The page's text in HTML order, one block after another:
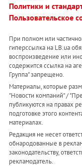
Политики и
Пользовательское
При полном или
гиперссылка на LB.ua
воспроизведение или
содержится ссылка на
Группа" запрещено.
Материалы, которые
"Новости компаний" /
публикуются на правах
подготовке этого
материалах.
Редакция не несет
обнародованные в
законодательству,
рекламодатель.